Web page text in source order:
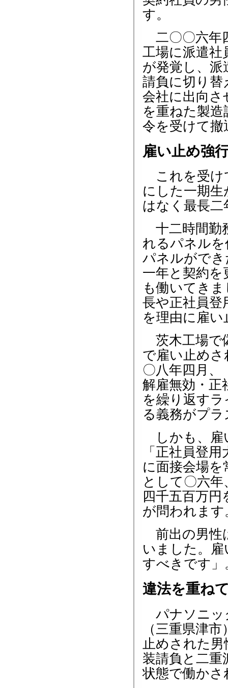
す。
二〇〇六年
工場に派遣社
が発覚し、
請負に切り
会社に出向さ
を重ねた製
令を受けて
雇い止め強
これを受け
にした一期
はなく最長
十二時間勤
れるパネル
パネルがで
一年と契約
も働いてき
長や正社員登
を理由に雇
茨木工場で
で雇い止め
〇八年四月
解雇無効・正
を繰り返す
る義務がプ
しかも、雇
「正社員登
に面接会場
として〇六
四千五百万
が問われます
前出の男性
いました。
すべきです」
違法を重ね
パナソニッ
（三重県津
止めされた
装請負と二重
状態で働か